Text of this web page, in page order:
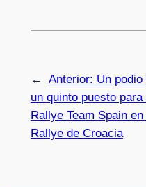
← Anterior: Un podio
un quinto puesto para
Rallye Team Spain en
Rallye de Croacia